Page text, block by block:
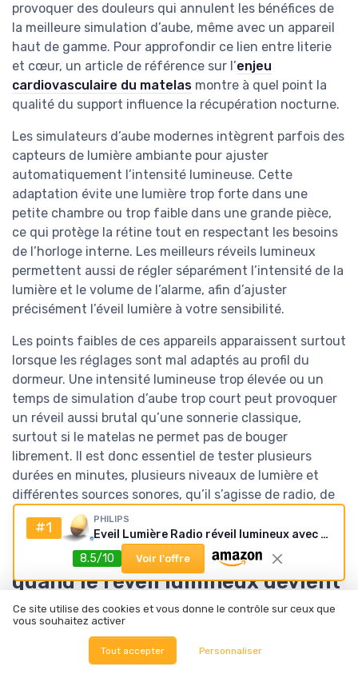
provoquer des douleurs qui annulent les bénéfices de
la meilleure simulation d’aube, même avec un appareil
haut de gamme. Pour approfondir ce lien entre literie
et cœur, un article de référence sur l’enjeu
cardiovasculaire du matelas montre à quel point la
qualité du support influence la récupération nocturne.
Les simulateurs d’aube modernes intègrent parfois des
capteurs de lumière ambiante pour ajuster
automatiquement l’intensité lumineuse. Cette
adaptation évite une lumière trop forte dans une
petite chambre ou trop faible dans une grande pièce,
ce qui protège la rétine tout en respectant les besoins
de l’horloge interne. Les meilleurs réveils lumineux
permettent aussi de régler séparément l’intensité de la
lumière et le volume de l’alarme, afin d’ajuster
précisément l’éveil lumière à votre sensibilité.
Les points faibles de ces appareils apparaissent surtout
lorsque les réglages sont mal adaptés au profil du
dormeur. Une intensité lumineuse trop élevée ou un
temps de simulation d’aube trop court peut provoquer
un réveil aussi brutal qu’une sonnerie classique,
surtout si le matelas ne permet pas de bouger
librement. Il est donc essentiel de tester plusieurs
durées en minutes, plusieurs niveaux de lumière et
différentes sources sonores, qu’il s’agisse de radio, de
sons nature ou de simples bips.
Technologies embarquées :
quand le réveil lumineux devient
un outil de suivi du sommeil
Les meilleurs réveils lumineux ne se limitent plus à une
simple lampe de chevet avec minuterie. Certains
#1 PHILIPS
Eveil Lumière Radio réveil lumineux avec fonction veilleuse et guide de nuit, port USB (Modèle HF3531/01)
8.5/10
Voir l'offre
Ce site utilise des cookies et vous donne le contrôle sur ceux que
vous souhaitez activer
Tout accepter Personnaliser